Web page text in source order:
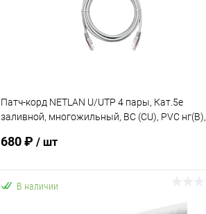
В наличии
Патч-корд NETLAN U/UTP 4 пары, Кат.5е
заливной, многожильный, BC (CU), PVC нг(B),
680 ₽ / шт
В наличии